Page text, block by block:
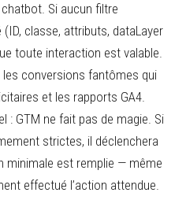
Si aucun filtre
(ID, classe, attributs, dataLayer
toute interaction est valable.
les conversions fantômes qui
et les rapports GA4.
: GTM ne fait pas de magie. Si
strictes, il déclenchera
minimale est remplie — même
effectué l’action attendue.